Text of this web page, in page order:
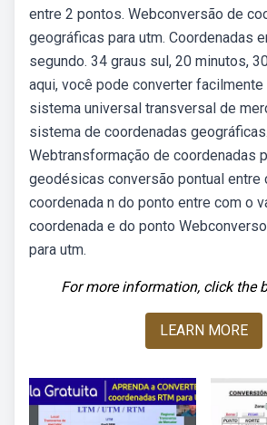
entre 2 pontos. Webconversão de
geográficas para utm. Coordenadas
segundo. 34 graus sul, 20 minutos,
aqui, você pode converter
sistema universal transversal de
sistema de coordenadas geográficas.
Webtransformação de coordenadas
geodésicas conversão pontual entre
coordenada n do ponto entre com o
coordenada e do ponto
para utm.
For more information, click the
LEARN MORE